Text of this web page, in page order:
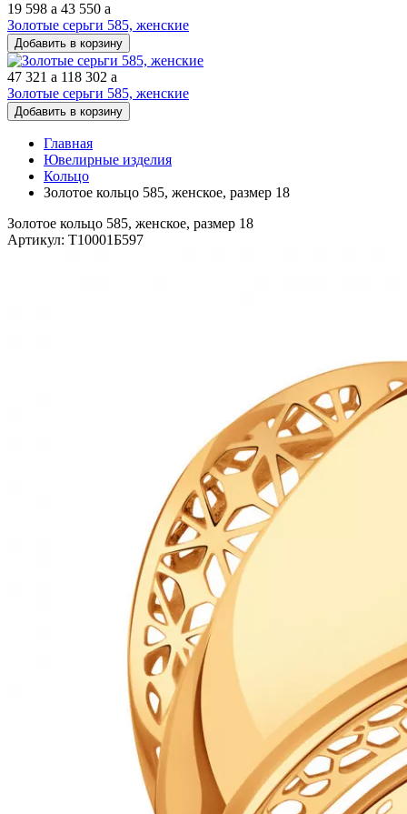
19 598 a 43 550 a
Золотые серьги 585, женские
Добавить в корзину
47 321 a 118 302 a
Золотые серьги 585, женские
Добавить в корзину
Главная
Ювелирные изделия
Кольцо
Золотое кольцо 585, женское, размер 18
Золотое кольцо 585, женское, размер 18
Артикул: Т10001Б597